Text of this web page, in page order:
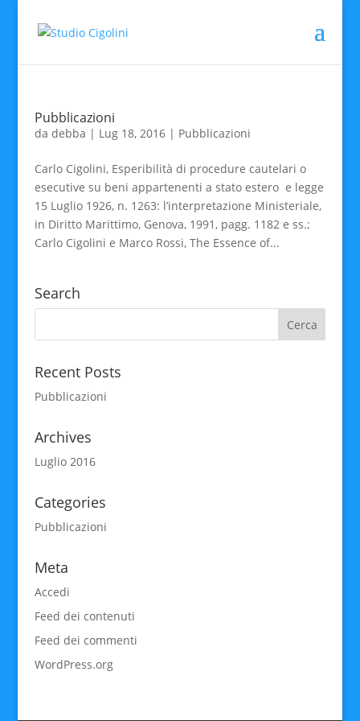
Pubblicazioni
da debba | Lug 18, 2016| Pubblicazioni
Carlo Cigolini, Esperibilità di procedure cautelari o
esecutive su beni appartenenti a stato estero e legge
15 Luglio 1926, n. 1263: l’interpretazione Ministeriale,
in Diritto Marittimo, Genova, 1991, pagg. 1182 e ss.;
Carlo Cigolini e Marco Rossi, The Essence of...
Search
Recent Posts
Pubblicazioni
Archives
Luglio 2016
Categories
Pubblicazioni
Meta
Accedi
Feed dei contenuti
Feed dei commenti
WordPress.org